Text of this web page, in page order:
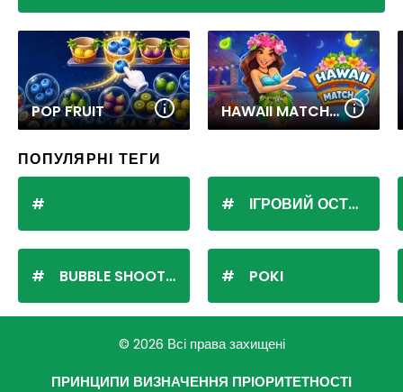
POP FRUIT HAWAII MATCH 6
ПОПУЛЯРНІ ТЕГИ
BUBBLE SHOOTER
ІГРОВИЙ ОСТРІВ
POKI
© 2026 Всі права захищені
ПРИНЦИПИ ВИЗНАЧЕННЯ ПРІОРИТЕТНОСТІ